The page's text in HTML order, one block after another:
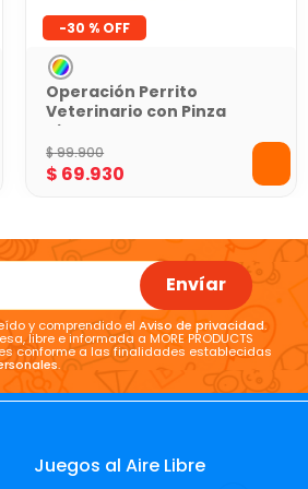
-30 %
Operación Perrito
Veterinario con Pinza
King Games
$99.900
$ 69.930
Envíar
y comprendido elAviso de privacidad.
libre e informada a MORE PRODUCTS
conforme a las finalidades establecidas
.
Juegos al Aire Libre